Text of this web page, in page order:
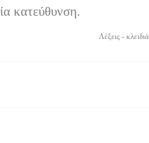
κατεύθυνση.
Λέξεις -